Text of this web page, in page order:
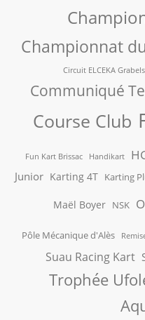
Championnat
Circuit ELCEKA Grabels
Communiqué
Course Club
Fun Kart Brissac Handikart
Junior Karting 4T Karting
Maël Boyer NSK
Pôle Mécanique d'Alès
Suau Racing Kart
Trophée